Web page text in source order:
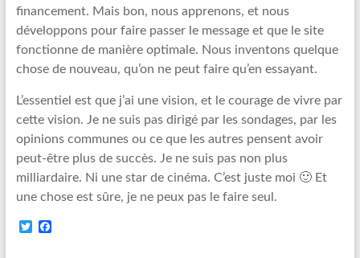
financement. Mais bon, nous apprenons, et nous
développons pour faire passer le message et que le site
fonctionne de manière optimale. Nous inventons quelque
chose de nouveau, qu’on ne peut faire qu’en essayant.
L’essentiel est que j’ai une vision, et le courage de vivre par
cette vision. Je ne suis pas dirigé par les sondages, par les
opinions communes ou ce que les autres pensent avoir
peut-être plus de succès. Je ne suis pas non plus
milliardaire. Ni une star de cinéma. C’est juste moi 🙂 Et
une chose est sûre, je ne peux pas le faire seul.